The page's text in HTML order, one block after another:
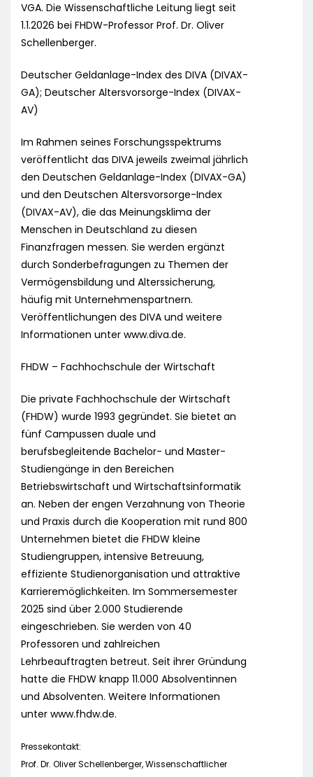
VGA. Die Wissenschaftliche Leitung liegt seit
1.1.2026 bei FHDW-Professor Prof. Dr. Oliver
Schellenberger.
Deutscher Geldanlage-Index des DIVA (DIVAX-
GA); Deutscher Altersvorsorge-Index (DIVAX-
AV)
Im Rahmen seines Forschungsspektrums
veröffentlicht das DIVA jeweils zweimal jährlich
den Deutschen Geldanlage-Index (DIVAX-GA)
und den Deutschen Altersvorsorge-Index
(DIVAX-AV), die das Meinungsklima der
Menschen in Deutschland zu diesen
Finanzfragen messen. Sie werden ergänzt
durch Sonderbefragungen zu Themen der
Vermögensbildung und Alterssicherung,
häufig mit Unternehmenspartnern.
Veröffentlichungen des DIVA und weitere
Informationen unter www.diva.de.
FHDW – Fachhochschule der Wirtschaft
Die private Fachhochschule der Wirtschaft
(FHDW) wurde 1993 gegründet. Sie bietet an
fünf Campussen duale und
berufsbegleitende Bachelor- und Master-
Studiengänge in den Bereichen
Betriebswirtschaft und Wirtschaftsinformatik
an. Neben der engen Verzahnung von Theorie
und Praxis durch die Kooperation mit rund 800
Unternehmen bietet die FHDW kleine
Studiengruppen, intensive Betreuung,
effiziente Studienorganisation und attraktive
Karrieremöglichkeiten. Im Sommersemester
2025 sind über 2.000 Studierende
eingeschrieben. Sie werden von 40
Professoren und zahlreichen
Lehrbeauftragten betreut. Seit ihrer Gründung
hatte die FHDW knapp 11.000 Absolventinnen
und Absolventen. Weitere Informationen
unter www.fhdw.de.
Pressekontakt:
Prof. Dr. Oliver Schellenberger, Wissenschaftlicher